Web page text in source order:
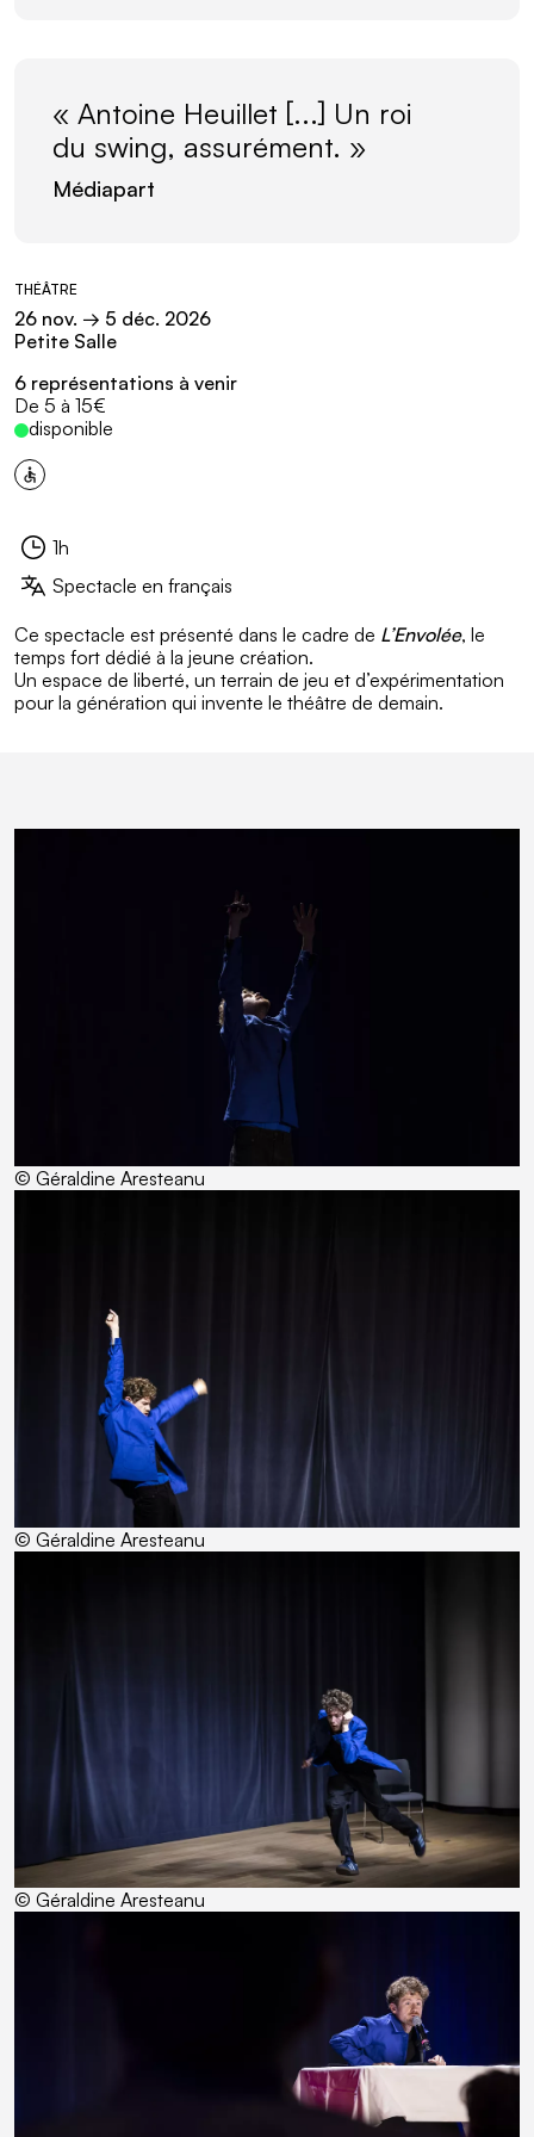
« Antoine Heuillet [...] Un roi
du swing, assurément. »
Médiapart
THÉÂTRE
26 nov. → 5 déc. 2026
Petite Salle
6 représentations à venir
Tarifs :
De 5 à 15€
disponible
Événement accessible
Durée :
1h
Sous-titre :
Spectacle en français
Ce spectacle est présenté dans le cadre de L’Envolée, le
temps fort dédié à la jeune création.
Un espace de liberté, un terrain de jeu et d’expérimentation
pour la génération qui invente le théâtre de demain.
En Images
© Géraldine Aresteanu
© Géraldine Aresteanu
© Géraldine Aresteanu